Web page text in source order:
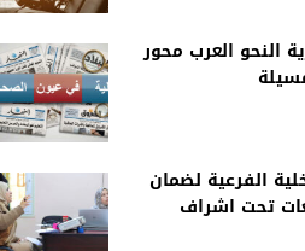
النحو العرب محور
الفرعية لضمان
تحت اشراف